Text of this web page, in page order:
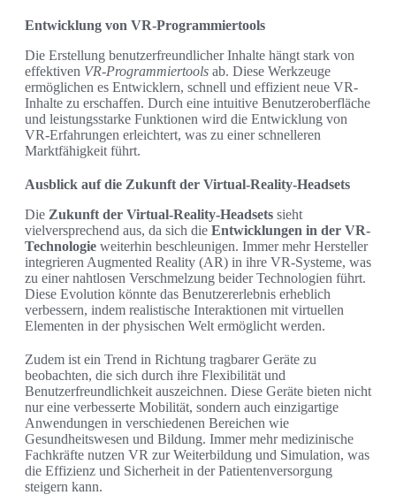
Entwicklung von VR-Programmiertools
Die Erstellung benutzerfreundlicher Inhalte hängt stark von
effektiven VR-Programmiertools ab. Diese Werkzeuge
ermöglichen es Entwicklern, schnell und effizient neue VR-
Inhalte zu erschaffen. Durch eine intuitive Benutzeroberfläche
und leistungsstarke Funktionen wird die Entwicklung von
VR-Erfahrungen erleichtert, was zu einer schnelleren
Marktfähigkeit führt.
Ausblick auf die Zukunft der Virtual-Reality-Headsets
Die Zukunft der Virtual-Reality-Headsets sieht
vielversprechend aus, da sich die Entwicklungen in der VR-
Technologie weiterhin beschleunigen. Immer mehr Hersteller
integrieren Augmented Reality (AR) in ihre VR-Systeme, was
zu einer nahtlosen Verschmelzung beider Technologien führt.
Diese Evolution könnte das Benutzererlebnis erheblich
verbessern, indem realistische Interaktionen mit virtuellen
Elementen in der physischen Welt ermöglicht werden.
Zudem ist ein Trend in Richtung tragbarer Geräte zu
beobachten, die sich durch ihre Flexibilität und
Benutzerfreundlichkeit auszeichnen. Diese Geräte bieten nicht
nur eine verbesserte Mobilität, sondern auch einzigartige
Anwendungen in verschiedenen Bereichen wie
Gesundheitswesen und Bildung. Immer mehr medizinische
Fachkräfte nutzen VR zur Weiterbildung und Simulation, was
die Effizienz und Sicherheit in der Patientenversorgung
steigern kann.